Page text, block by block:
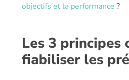
objectifs et la performance ?
Les 3 principes
fiabiliser les